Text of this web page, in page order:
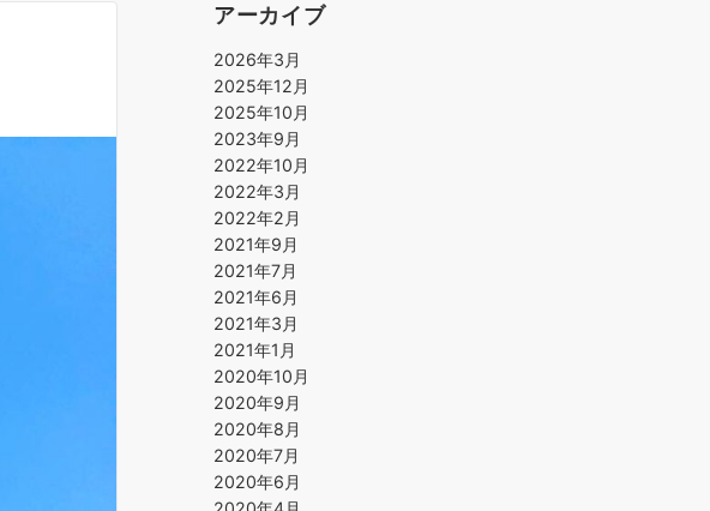
アーカイブ
2026年3月
2025年12月
2025年10月
2023年9月
2022年10月
2022年3月
2022年2月
2021年9月
2021年7月
2021年6月
2021年3月
2021年1月
2020年10月
2020年9月
2020年8月
2020年7月
2020年6月